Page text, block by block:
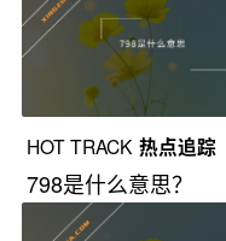
HOT TRACK 热点追踪
798是什么意思？